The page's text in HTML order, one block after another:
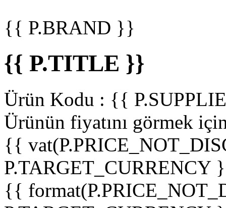
{{ P.BRAND }}
{{ P.TITLE }}
Ürün Kodu : {{
Ürünün fiyatını görmek
{{
P.TARGET_CURRENCY
{{